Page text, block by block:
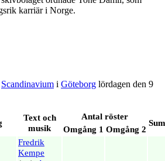
karriär i Norge.
Scandinavium i Göteborg lördagen den 9
Text och
musik
Antal röster
Omgång 1 Omgång 2
Fredrik
Kempe